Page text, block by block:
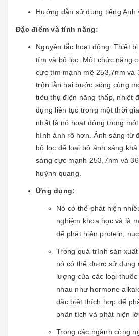
Hướng dẫn sử dụng tiếng Anh
Đặc điểm và tính năng:
Nguyên tắc hoạt động: Thiết
tím và bộ lọc. Một chức năng
cực tím mạnh mẽ 253,7nm và
trộn lẫn hai bước sóng cùng
tiêu thụ điện năng thấp, nhiệt
dụng liên tục trong một thời
nhất là nó hoạt động trong
hình ảnh rõ hơn. Ánh sáng từ
bộ lọc để loại bỏ ánh sáng
sáng cực mạnh 253,7nm và
huỳnh quang.
Ứng dụng:
Nó có thể phát hiện
nghiệm khoa học và là
để phát hiện protein,
Trong quá trình sản
nó có thể được sử dụng
lượng của các loại
nhau như hormone
đặc biệt thích hợp để
phân tích và phát hiện
Trong các ngành công